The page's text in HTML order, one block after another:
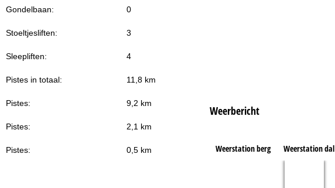
Gondelbaan: 0
Stoeltjesliften: 3
Sleepliften: 4
Pistes in totaal: 11,8 km
Pistes: 9,2 km
Pistes: 2,1 km
Pistes: 0,5 km
Weerbericht
Weerstation berg Weerstation dal